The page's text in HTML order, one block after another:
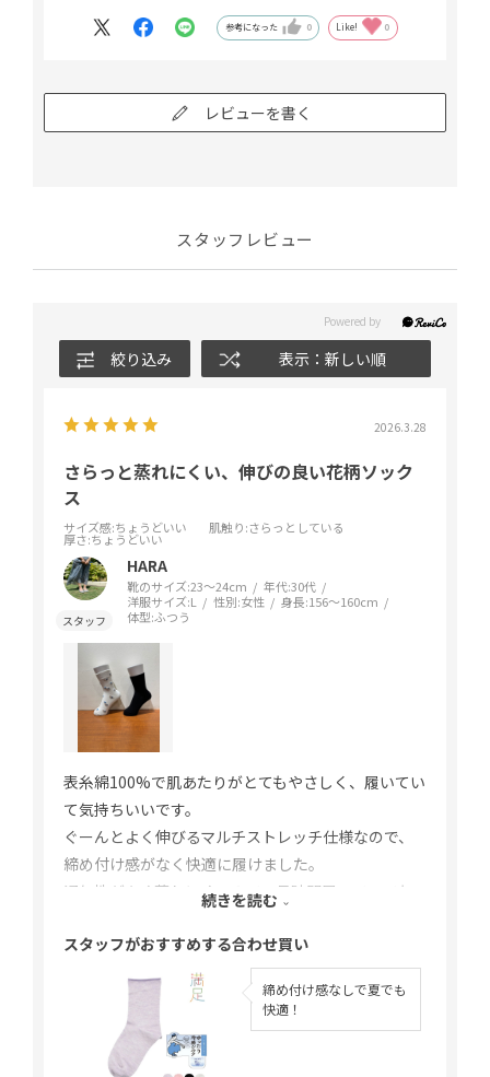
参考になった 0 Like! 0
レビューを書く
スタッフレビュー
絞り込み 表示：新しい順
2026.3.28
さらっと蒸れにくい、伸びの良い花柄ソック
ス
サイズ感:ちょうどいい 肌触り:さらっとしている
厚さ:ちょうどいい
HARA
靴のサイズ:23～24cm 年代:30代
洋服サイズ:L 性別:女性 身長:156～160cm
体型:ふつう
表糸綿100%で肌あたりがとてもやさしく、履いてい
て気持ちいいです。
ぐーんとよく伸びるマルチストレッチ仕様なので、
締め付け感がなく快適に履けました。
通気性がよく蒸れにくいので、長時間履いていても
小花柄もさりげなくて可愛く、普段使いしやすいデ
ザインです。
続きを読む
スタッフがおすすめする合わせ買い
締め付け感なしで夏でも
快適！